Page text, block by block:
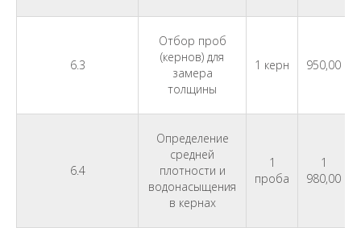
6.3
Отбор проб
(кернов) для
замера
толщины
1 керн 950,00
6.4
Определение
средней
плотности и
водонасыщения
в кернах
1
проба
1
980,00